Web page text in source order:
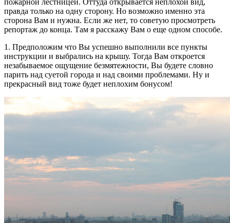
правда только на одну сторону. Но возможно именно эта
сторона Вам и нужна. Если же нет, то советую просмотреть
репортаж до конца. Там я расскажу Вам о еще одном способе.
1. Предположим что Вы успешно выполнили все пункты
инструкции и выбрались на крышу. Тогда Вам откроется
незабываемое ощущение безмятежности, Вы будете словно
парить над суетой города и над своими проблемами. Ну и
прекрасный вид тоже будет неплохим бонусом!